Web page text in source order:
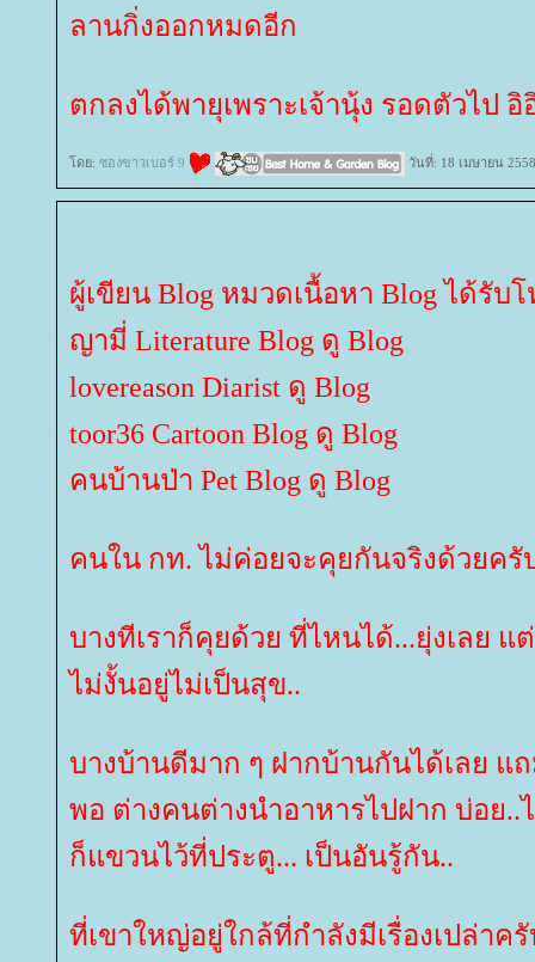
ลานกิ่งออกหมดอีก
ตกลงได้พายุเพราะเจ้านุ้ง รอดตัวไป อิ
ดย: ซองขาวเบอร์ 9 วันที่: 18 เมษายน
ผู้เขียน Blog หมวดเนื้อหา Blog ได้รับ
ญามี่ Literature Blog ดู Blog
lovereason Diarist ดู Blog
toor36 Cartoon Blog ดู Blog
คนบ้านป่า Pet Blog ดู Blog
คนใน กท. ไม่ค่อยจะคุยกันจริงด้วยครั
บางทีเราก็คุยด้วย ที่ไหนได้...ยุ่งเลย แ
ไม่งั้นอยู่ไม่เป็นสุข..
บางบ้านดีมาก ๆ ฝากบ้านกันได้เลย แ
พอ ต่างคนต่างนำอาหารไปฝาก บ่อย..
ก็แขวนไว้ที่ประตู... เป็นอันรู้กัน..
ที่เขาใหญ่อยู่ใกล้ที่กำลังมีเรื่องเปล่าค